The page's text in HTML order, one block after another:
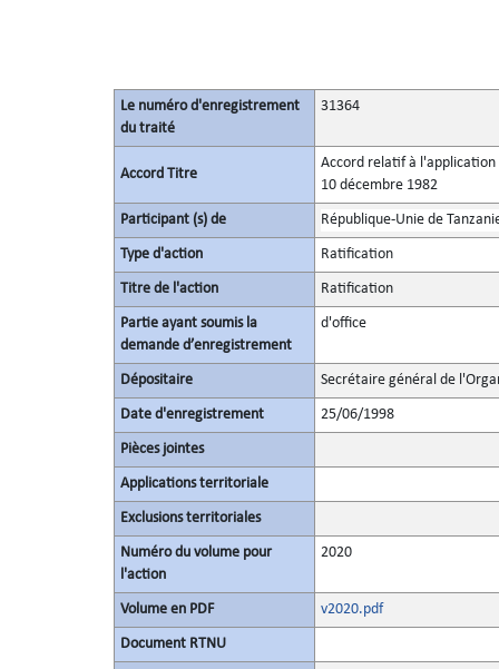
Le numéro d'enregistrement
du traité
31364
Accord Titre
Accord relatif à l'application
10 décembre 1982
Participant (s) de République-Unie de
Type d'action Ratification
Titre de l'action Ratification
Partie ayant soumis la
demande d’enregistrement
d'office
Dépositaire Secrétaire général de
Date d'enregistrement 25/06/1998
Pièces jointes
Applications territoriale
Exclusions territoriales
Numéro du volume pour
l'action
2020
Volume en PDF v2020.pdf
Document RTNU